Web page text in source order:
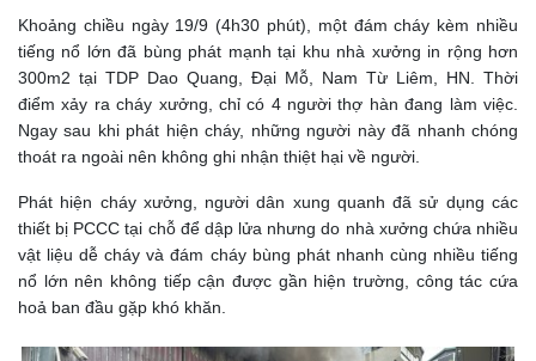
Khoảng chiều ngày 19/9 (4h30 phút), một đám cháy kèm nhiều
tiếng nổ lớn đã bùng phát mạnh tại khu nhà xưởng in rộng hơn
300m2 tại TDP Dao Quang, Đại Mỗ, Nam Từ Liêm, HN. Thời
điểm xảy ra cháy xưởng, chỉ có 4 người thợ hàn đang làm việc.
Ngay sau khi phát hiện cháy, những người này đã nhanh chóng
thoát ra ngoài nên không ghi nhận thiệt hại về người.
Phát hiện cháy xưởng, người dân xung quanh đã sử dụng các
thiết bị PCCC tại chỗ để dập lửa nhưng do nhà xưởng chứa nhiều
vật liệu dễ cháy và đám cháy bùng phát nhanh cùng nhiều tiếng
nổ lớn nên không tiếp cận được gần hiện trường, công tác cứa
hoả ban đầu gặp khó khăn.